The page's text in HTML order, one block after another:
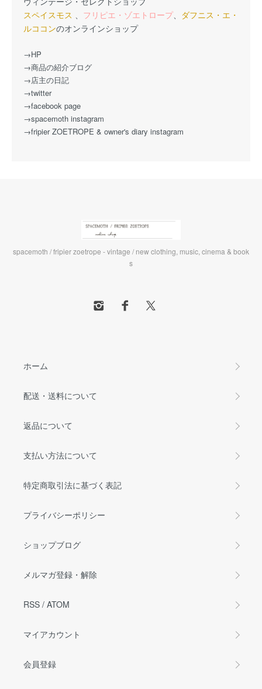
スペイスモス 、 フリピエ・ゾエトロープ、 ダフニス・エ・
ルココンのオンラインショップ
→HP
→商品の紹介ブログ
→店主の日記
→twitter
→facebook page
→spacemoth instagram
→fripier ZOETROPE & owner's diary instagram
spacemoth / fripier zoetrope - vintage / new clothing, music, cinema & book
s
ホーム
配送・送料について
返品について
支払い方法について
特定商取引法に基づく表記
プライバシーポリシー
ショップブログ
メルマガ登録・解除
RSS / ATOM
マイアカウント
会員登録